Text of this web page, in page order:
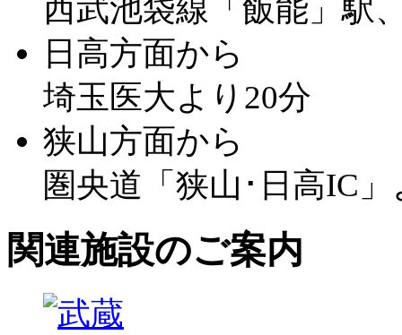
西武池袋線「飯能」駅
日高方面から
埼玉医大より20分
狭山方面から
圏央道「狭山･日高IC
関連施設のご案内